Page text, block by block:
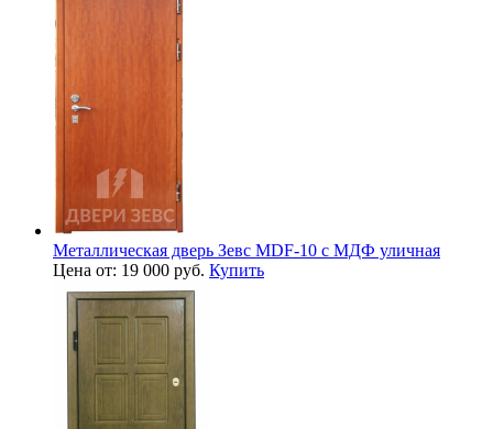
Металлическая дверь Зевс MDF-10 с МДФ уличная
Цена от: 19 000 руб. Купить